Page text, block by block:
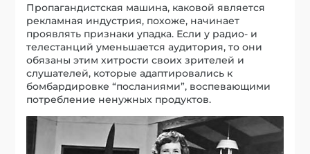
Пропагандистская машина, каковой является
рекламная индустрия, похоже, начинает
проявлять признаки упадка. Если у радио- и
телестанций уменьшается аудитория, то они
обязаны этим хитрости своих зрителей и
слушателей, которые адаптировались к
бомбардировке “посланиями”, воспевающими
потребление ненужных продуктов.